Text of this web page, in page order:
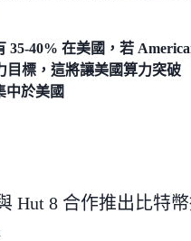
35-40% 在美國，若
目標，這將讓美國算力突破
中於美國
Hut 8 合作推出比特